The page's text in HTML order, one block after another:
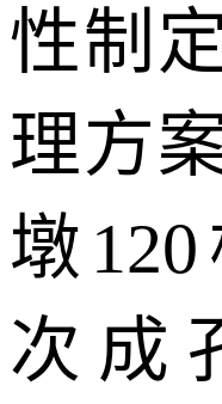
性制
理方
墩 120
次成